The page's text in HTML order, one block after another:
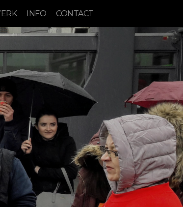
INFO CONTACT